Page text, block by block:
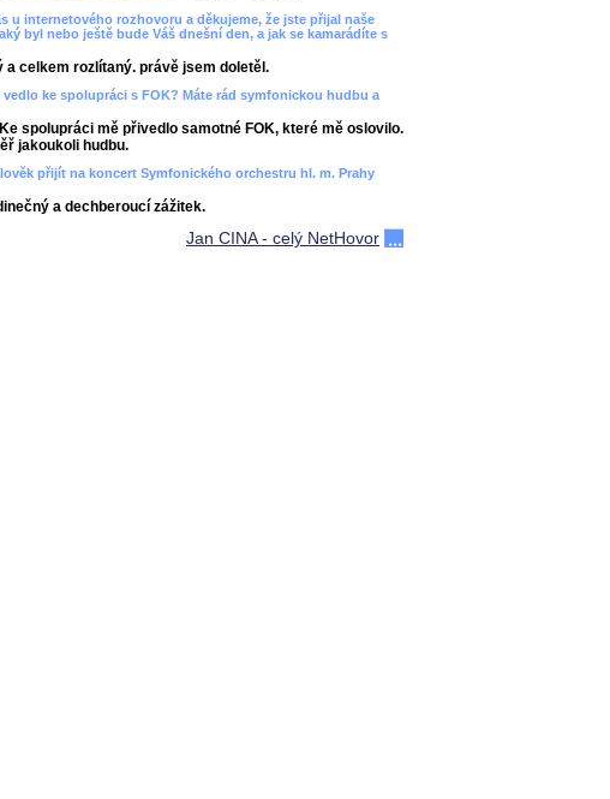
u internetového rozhovoru a děkujeme, že jste přijal naše
byl nebo ještě bude Váš dnešní den, a jak se kamarádíte s
a celkem rozlítaný. právě jsem doletěl.
ke spolupráci s FOK? Máte rád symfonickou hudbu a
spolupráci mě přivedlo samotné FOK, které mě oslovilo.
jakoukoli hudbu.
přijít na koncert Symfonického orchestru hl. m. Prahy
a dechberoucí zážitek.
Jan CINA - celý NetHovor